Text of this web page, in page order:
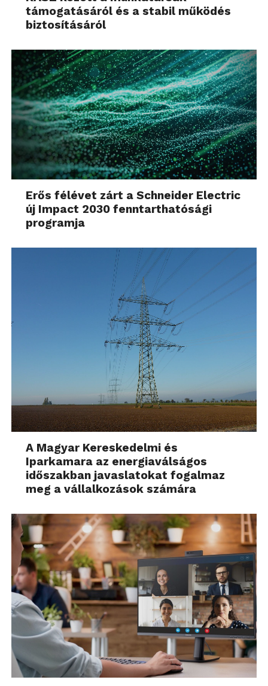
támogatásáról és a stabil működés
biztosításáról
Erős félévet zárt a Schneider Electric
új Impact 2030 fenntarthatósági
programja
A Magyar Kereskedelmi és
Iparkamara az energiaválságos
időszakban javaslatokat fogalmaz
meg a vállalkozások számára